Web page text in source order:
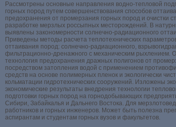
Рассмотрены основные направления водно-тепловой
горных пород путем совершенствования способов
предохранения от промерзания горных пород и очистки
разработке мерзлых россыпных месторождений. В
выявлены закономерности солнечно-радиационного
Приведены методы расчета теплотехнических
оттаивания пород: солнечно-радиационного,
фильтрационно-дренажного с механическим рыхлением.
технология предохранения дражных полигонов от
посредством затопления водой с применением
средств на основе полимерных пленок и экологически
кольматации гидротехнических сооружений. Изложены
экономические результаты внедрения технологии
подготовки горных пород на горнодобывающих
Сибири, Забайкалья и Дальнего Востока. Для
работников и горных инженеров. Может быть полезна
аспирантам и студентам горных вузов и факультетов.